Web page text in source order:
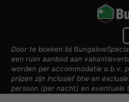
Door te boeken bij
een ruim aanbod aan
worden per accommodatie o.b.v.
prijzen zijn inclusief btw en
persoon (per nacht) en eventuele